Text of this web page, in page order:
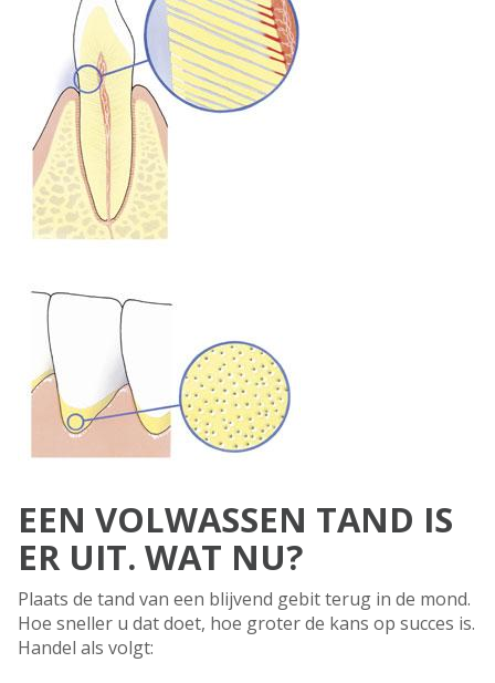
EEN VOLWASSEN TAND IS
ER UIT. WAT NU?
Plaats de tand van een blijvend gebit terug in de mond.
Hoe sneller u dat doet, hoe groter de kans op succes is.
Handel als volgt: